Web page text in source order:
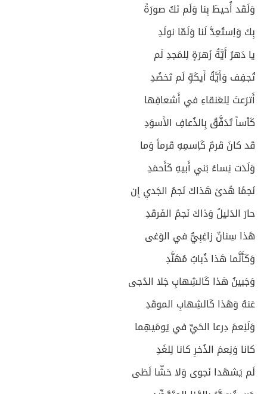
وَلَقَد أُحيطَ بِنا وَلَم نَكُ صورَةً
بِكَ وَاِستُعِدَّ لَنا وَلَمّا نولَدِ
يا دَهرُ أَيَّةُ زَهرَةٍ لِلمَجدِ لَم
تُجفِف وَأَيَّةُ أَيكَةٍ لَم تَخضُدِ
أَترَعتَ لِلعَنقاءِ في أَشعافِها
كَأساً تَدَفَّقُ بِالذُعافِ الأَسوَدِ
قَد كانَ قَرمٌ كَاِسمِهِ قَرماً وَما
وَلَدَت نِساءُ بَني أَبيهِ كَأَحمَدِ
نَجمًا هُدىً هَذاكَ نَجمُ الجَديِ إِن
حارَ الدَليلُ وَذاكَ نَجمُ الفَرقَدِ
هَذا سِنانٌ زاغِبِيٌّ في الوَغى
وَكَأَنَّما هَذا ذُبابُ مُهَنَّدِ
وَجَبينُ هَذا كَالشِهابِ جَلا الدُجى
عَنهُ وَهَذا كَالشِهابِ الموقَدِ
وَلَنِعمَ دِرعا الحَيِّ في يَومَيهِما
كانا وَنِعمَ الذُخرِ كانا لِلغَدِ
لَم يَشهَدا نَجوى وَلا حَشّا لَظى